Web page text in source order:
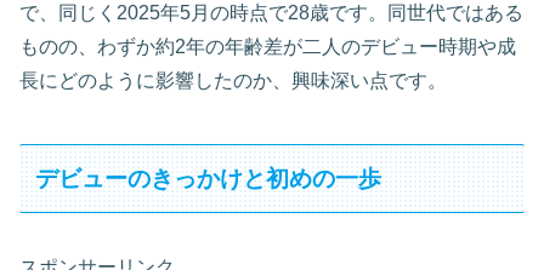
で、同じく2025年5月の時点で28歳です。同世代ではある
ものの、わずか約2年の年齢差が二人のデビュー時期や成
長にどのように影響したのか、興味深い点です。
デビューのきっかけと初めの一歩